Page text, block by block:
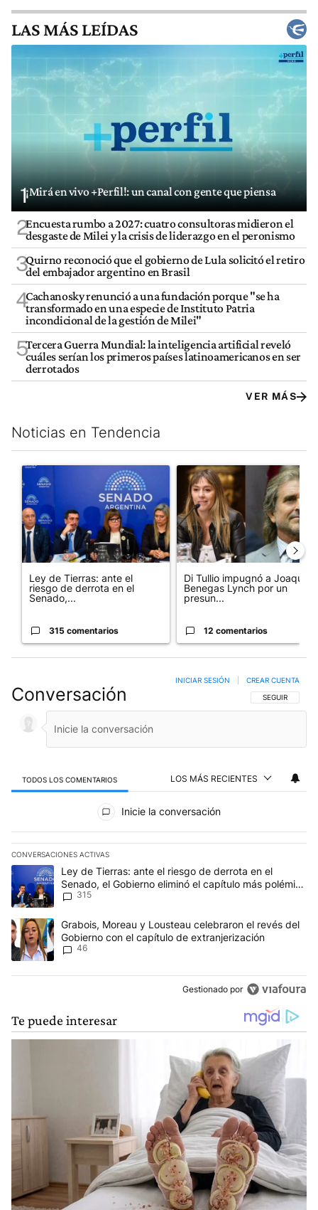
LAS MÁS LEÍDAS
1¡Mirá en vivo +Perfil!: un canal con gente que piensa
2Encuesta rumbo a 2027: cuatro consultoras midieron el
desgaste de Milei y la crisis de liderazgo en el peronismo
3Quirno reconoció que el gobierno de Lula solicitó el retiro
del embajador argentino en Brasil
4Cachanosky renunció a una fundación porque "se ha
transformado en una especie de Instituto Patria
incondicional de la gestión de Milei"
5Tercera Guerra Mundial: la inteligencia artificial reveló
cuáles serían los primeros países latinoamericanos en ser
derrotados
VER MÁS
Noticias en Tendencia
Este listado muestra los artículos con más comentarios en los
Un artículo de tendencia con el título "Ley de Tierras: ante el
Ley de Tierras: ante el
riesgo de derrota en el
Senado,...
315 comentarios
Un artículo de tendencia con
Di Tullio impugnó a Joaquín
Benegas Lynch por un
presun...
12 comentarios
Conversación SIGA ESTA
SEGUIR
INICIAR SESIÓN CREAR CUENTA
TODOS LOS COMENTARIOS LOS MÁS RECIENTES
Inicie la conversación
CONVERSACIONES ACTIVAS
Este listado muestra los artículos con más comentarios en los
Un artículo de tendencia con el título "Ley de Tierras: ante el
Ley de Tierras: ante el riesgo de derrota en el
Senado, el Gobierno eliminó el capítulo más polémico
del proyecto
315
Un artículo de tendencia con el título "Grabois, Moreau y
Grabois, Moreau y Lousteau celebraron el revés del
Gobierno con el capítulo de extranjerización
46
Gestionado por